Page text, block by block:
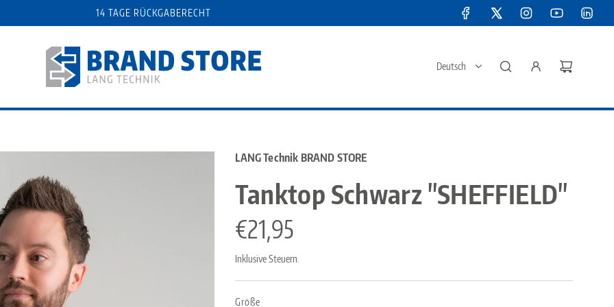
14 TAGE RÜCKGABERECHT
Deutsch
LANG Technik BRAND STORE
Tanktop Schwarz "SHEFFIELD"
Regulärer
Preis
€21,95
Inklusive Steuern.
Größe